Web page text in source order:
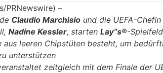
PRNewswire) –
Claudio Marchisio und die UEFA-
Nadine Kessler, starten Lay“s®-
aus leeren Chipstüten besteht, um
unterstützen
zeitgleich mit dem Finale der